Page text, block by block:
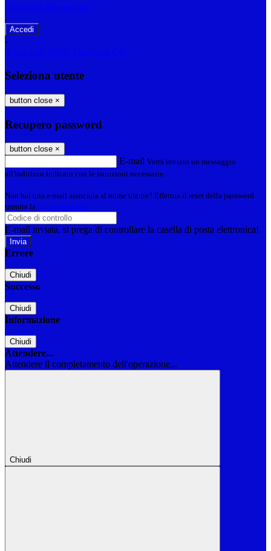
Password dimenticata?
-
Entra con SPID
Entra con CIE
Seleziona utente
button close ×
Recupero password
button close ×
E-mail Verrà inviato un messaggio
all'indirizzo indicato con le istruzioni necessarie.
Non hai una e-mail associata al nome utente? Effettua il reset della password
tramite la Login Spaggiari
E-mail inviata, si prega di controllare la casella di posta elettronica!
Errore
Chiudi
Successo
Chiudi
Informazione
Chiudi
Attendere...
Attendere il completamento dell'operazione...
Chiudi